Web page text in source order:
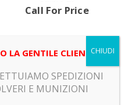
Call For Price
LA GENTILE CLIENTELA
SPEDIZIONI
E MUNIZIONI